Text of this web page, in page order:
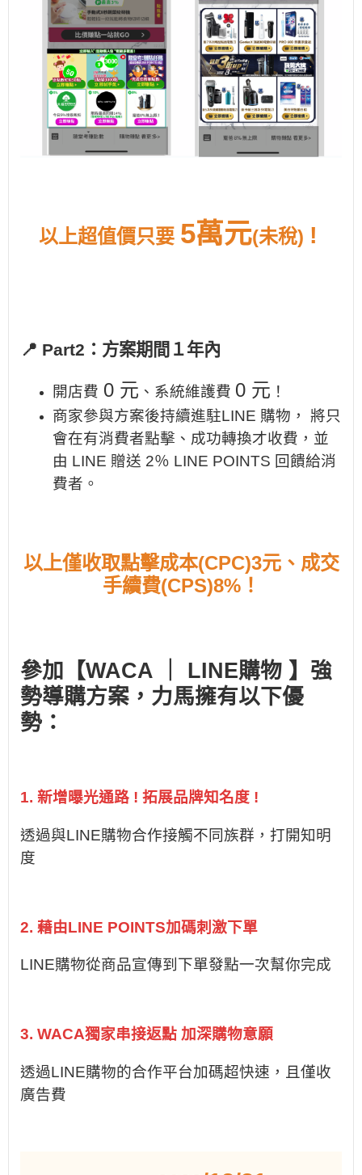
以上超值價只要 5萬元(未稅) !
📍 Part2 ：方案期間１年內
開店費 0 元 、系統維護費 0 元 ！
商家參與方案後持續進駐LINE 購物， 將只
會在有消費者點擊、成功轉換才收費，並
由 LINE 贈送 2％ LINE POINTS 回饋給消
費者。
以上僅收取點擊成本(CPC)3元、成交
手續費(CPS)8%！
參加【WACA ｜ LINE購物 】強
勢導購方案，力馬擁有以下優
勢：
1. 新增曝光通路 ! 拓展品牌知名度 !
透過與LINE購物合作接觸不同族群，打開知明
度
2. 藉由LINE POINTS加碼刺激下單
LINE購物從商品宣傳到下單發點一次幫你完成
3. WACA獨家串接返點 加深購物意願
透過LINE購物的合作平台加碼超快速，且僅收
廣告費